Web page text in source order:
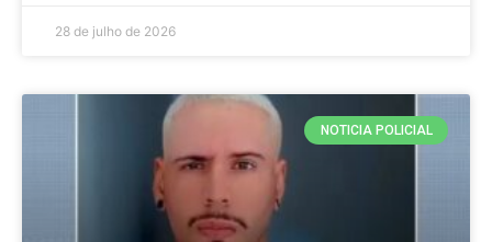
28 de julho de 2026
NOTICIA POLICIAL